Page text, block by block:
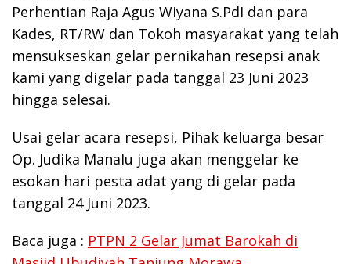
Perhentian Raja Agus Wiyana S.PdI dan para
Kades, RT/RW dan Tokoh masyarakat yang telah
mensukseskan gelar pernikahan resepsi anak
kami yang digelar pada tanggal 23 Juni 2023
hingga selesai.
Usai gelar acara resepsi, Pihak keluarga besar
Op. Judika Manalu juga akan menggelar ke
esokan hari pesta adat yang di gelar pada
tanggal 24 Juni 2023.
Baca juga : PTPN 2 Gelar Jumat Barokah di